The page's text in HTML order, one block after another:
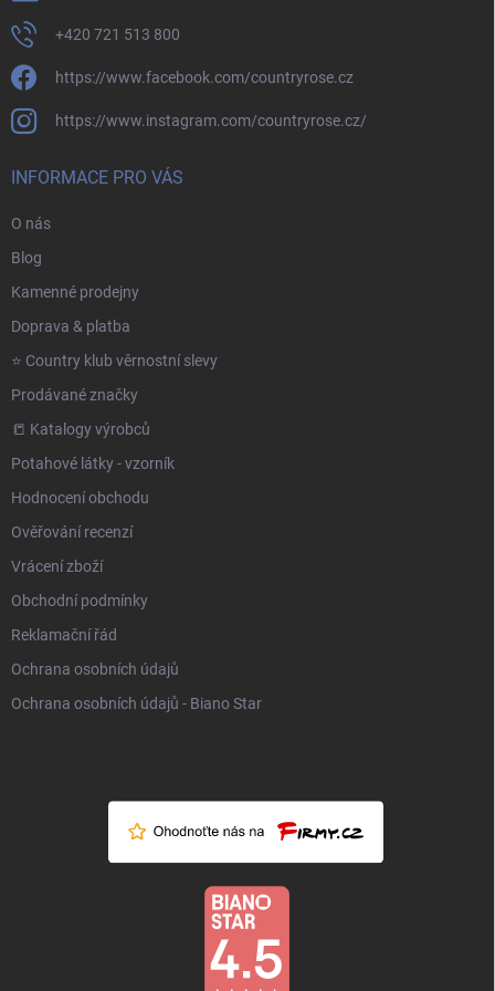
+420 721 513 800
https://www.facebook.com/countryrose.cz
https://www.instagram.com/countryrose.cz/
INFORMACE PRO VÁS
O nás
Blog
Kamenné prodejny
Doprava & platba
⭐️ Country klub věrnostní slevy
Prodávané značky
📒 Katalogy výrobců
Potahové látky - vzorník
Hodnocení obchodu
Ověřování recenzí
Vrácení zboží
Obchodní podmínky
Reklamační řád
Ochrana osobních údajů
Ochrana osobních údajů - Biano Star